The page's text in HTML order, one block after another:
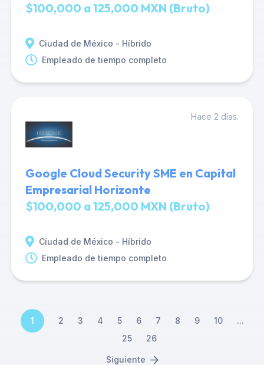
$100,000 a 125,000 MXN (Bruto)
Ciudad de México - Híbrido
Empleado de tiempo completo
Hace 2 días.
Google Cloud Security SME en Capital
Empresarial Horizonte
$100,000 a 125,000 MXN (Bruto)
Ciudad de México - Híbrido
Empleado de tiempo completo
1 2 3 4 5 6 7 8 9 10
...
25
26
Siguiente